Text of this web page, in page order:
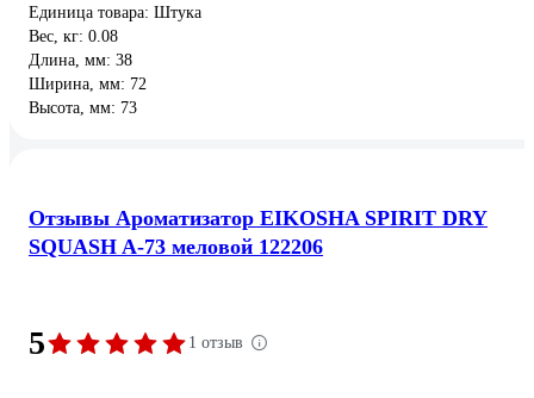
Единица товара: Штука
Вес, кг: 0.08
Длина, мм: 38
Ширина, мм: 72
Высота, мм: 73
Отзывы Ароматизатор EIKOSHA SPIRIT DRY
SQUASH A-73 меловой 122206
5 1 отзыв